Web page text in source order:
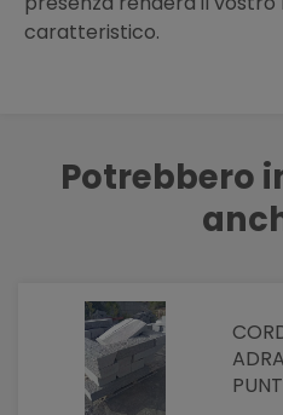
caratteristico.
Potrebbero